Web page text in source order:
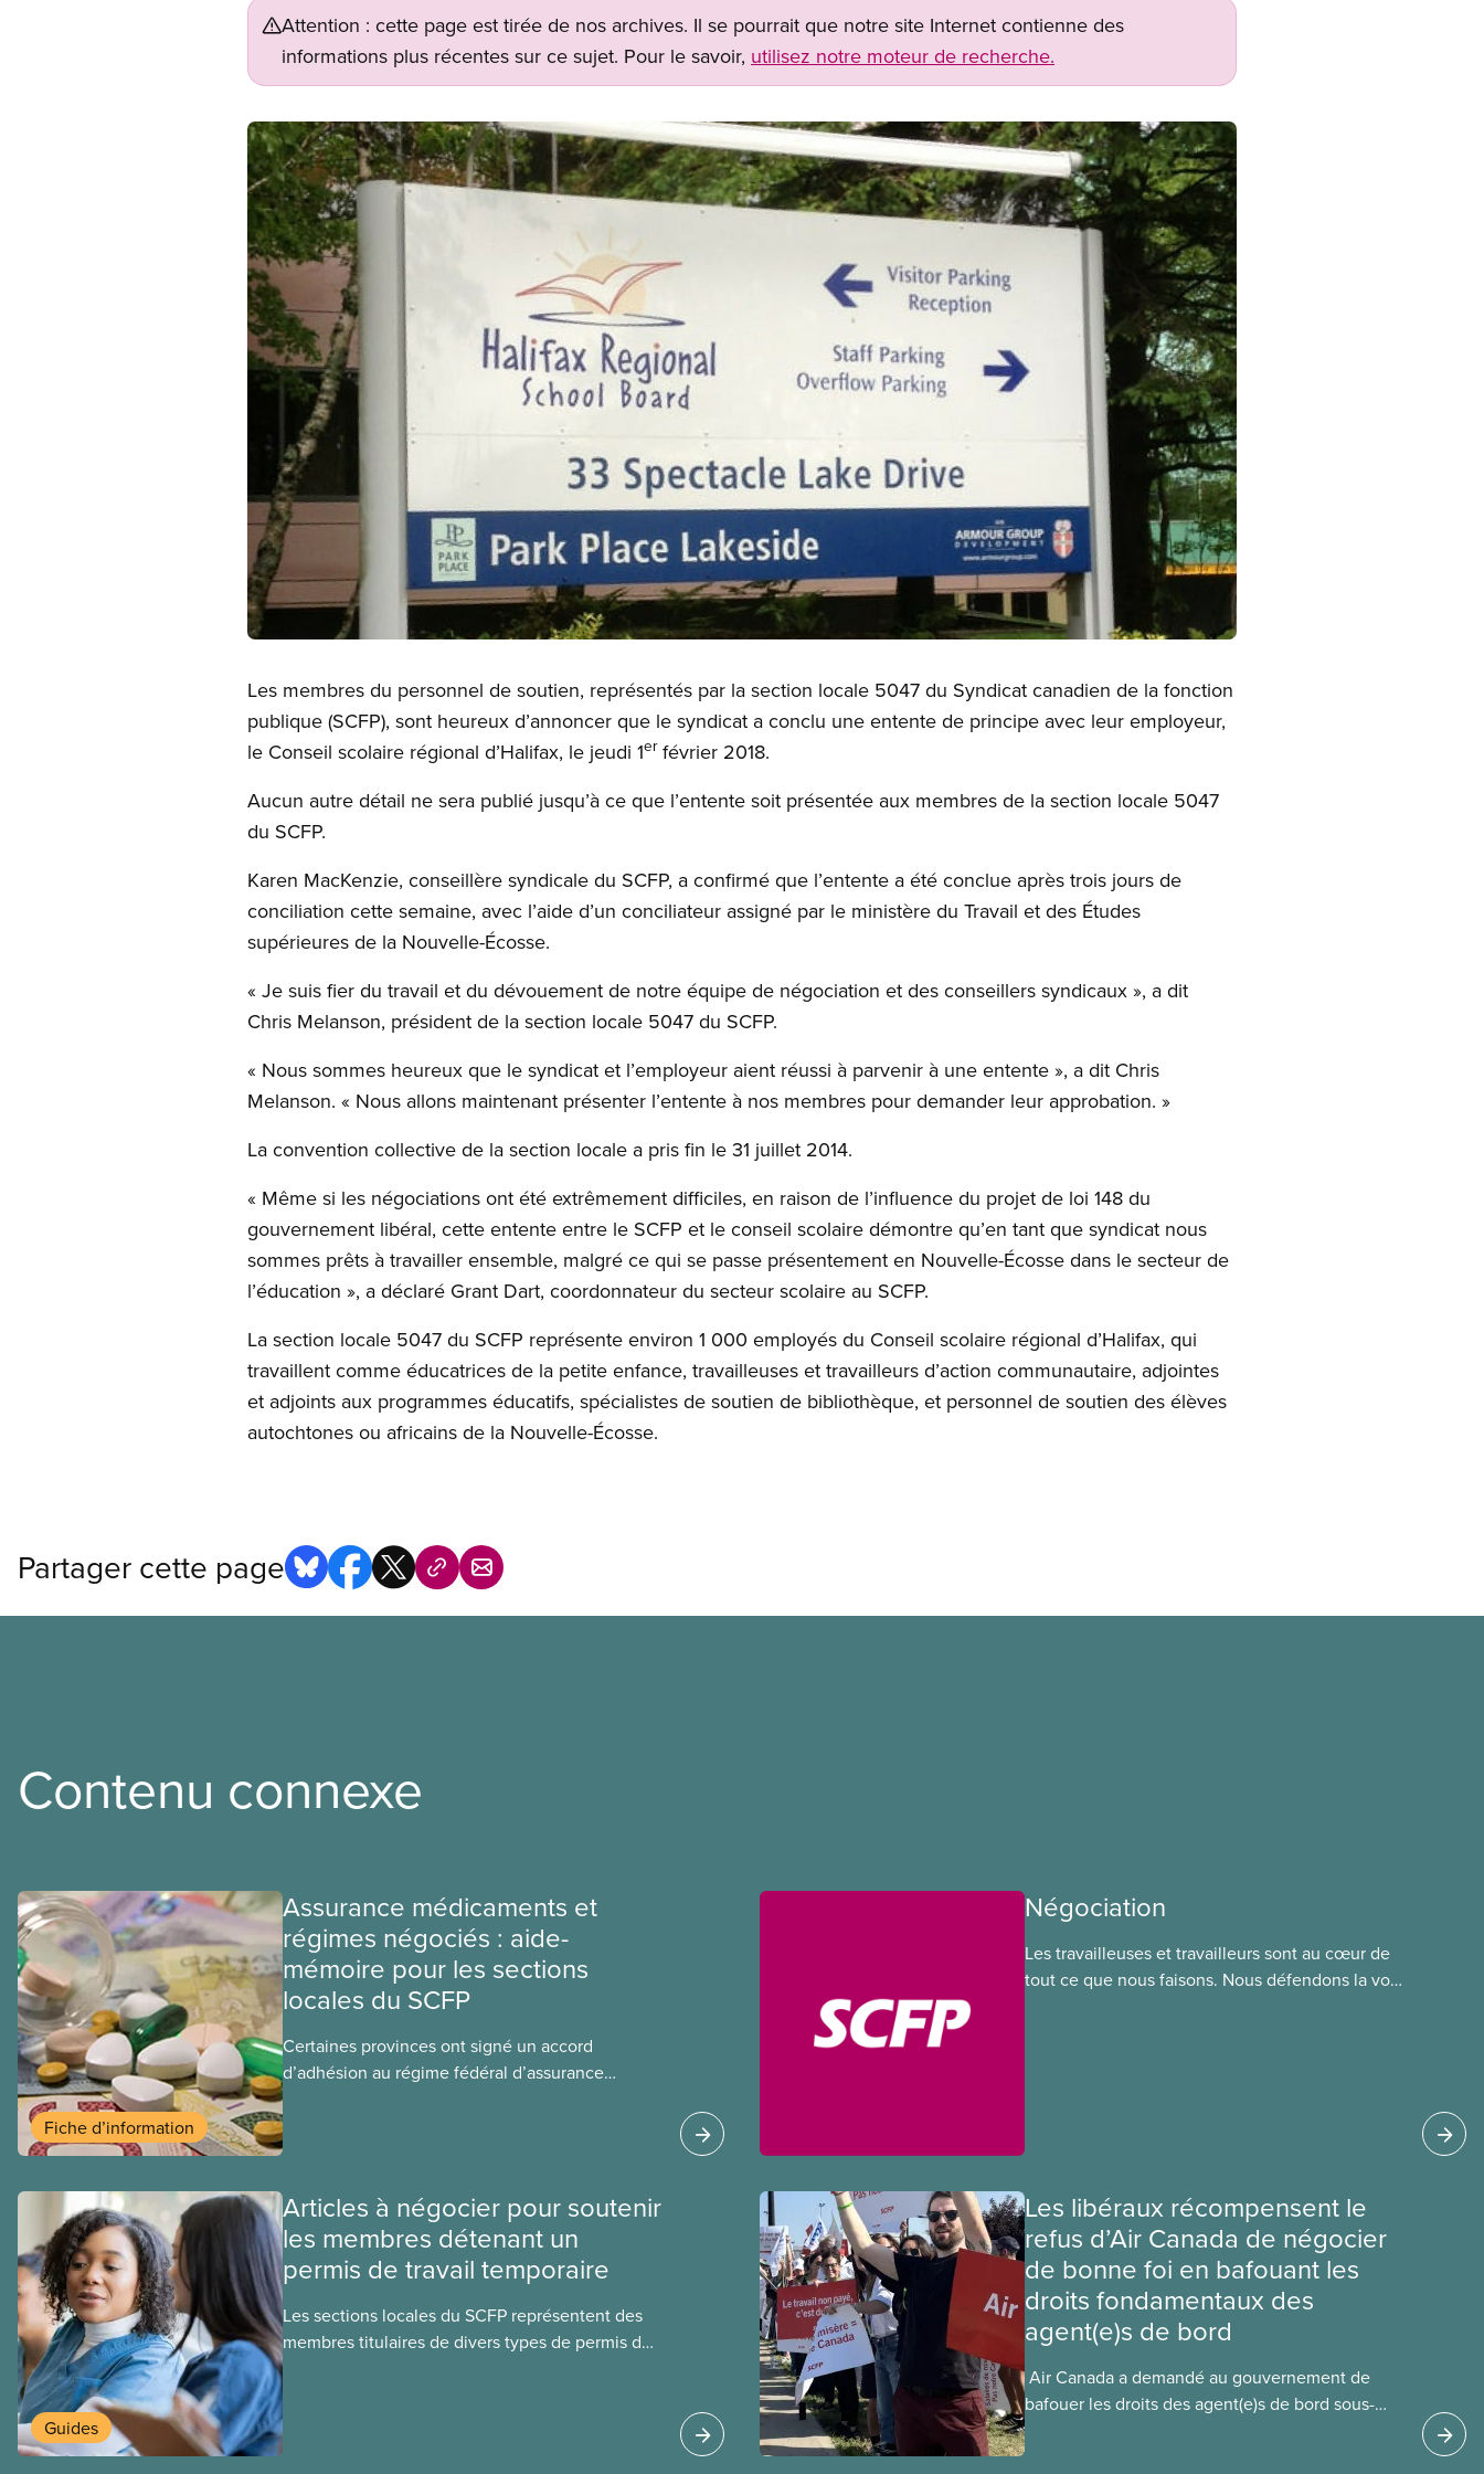
Attention : cette page est tirée de nos archives. Il se pourrait que notre site Internet contienne des
informations plus récentes sur ce sujet. Pour le savoir, utilisez notre moteur de recherche.
Image
Les membres du personnel de soutien, représentés par la section locale 5047 du Syndicat canadien de la fonction
publique (SCFP), sont heureux d’annoncer que le syndicat a conclu une entente de principe avec leur employeur,
le Conseil scolaire régional d’Halifax, le jeudi 1erfévrier 2018.
Aucun autre détail ne sera publié jusqu’à ce que l’entente soit présentée aux membres de la section locale 5047
du SCFP.
Karen MacKenzie, conseillère syndicale du SCFP, a confirmé que l’entente a été conclue après trois jours de
conciliation cette semaine, avec l’aide d’un conciliateur assigné par le ministère du Travail et des Études
supérieures de la Nouvelle-Écosse.
« Je suis fier du travail et du dévouement de notre équipe de négociation et des conseillers syndicaux », a dit
Chris Melanson, président de la section locale 5047 du SCFP.
« Nous sommes heureux que le syndicat et l’employeur aient réussi à parvenir à une entente », a dit Chris
Melanson. « Nous allons maintenant présenter l’entente à nos membres pour demander leur approbation. »
La convention collective de la section locale a pris fin le 31 juillet 2014.
« Même si les négociations ont été extrêmement difficiles, en raison de l’influence du projet de loi 148 du
gouvernement libéral, cette entente entre le SCFP et le conseil scolaire démontre qu’en tant que syndicat nous
sommes prêts à travailler ensemble, malgré ce qui se passe présentement en Nouvelle-Écosse dans le secteur de
l’éducation », a déclaré Grant Dart, coordonnateur du secteur scolaire au SCFP.
La section locale 5047 du SCFP représente environ 1 000 employés du Conseil scolaire régional d’Halifax, qui
travaillent comme éducatrices de la petite enfance, travailleuses et travailleurs d’action communautaire, adjointes
et adjoints aux programmes éducatifs, spécialistes de soutien de bibliothèque, et personnel de soutien des élèves
autochtones ou africains de la Nouvelle-Écosse.
Partager cette page
Contenu connexe
Fiche d’information
Assurance médicaments et
régimes négociés : aide-
mémoire pour les sections
locales du SCFP
Certaines provinces ont signé un accord
d’adhésion au régime fédéral d’assurance
Négociation
Les travailleuses et travailleurs sont au cœur de
tout ce que nous faisons. Nous défendons la voix
Guides
Articles à négocier pour soutenir
les membres détenant un
permis de travail temporaire
Les sections locales du SCFP représentent des
membres titulaires de divers types de permis de
Les libéraux récompensent le
refus d’Air Canada de négocier
de bonne foi en bafouant les
droits fondamentaux des
agent(e)s de bord
​ Air Canada a demandé au gouvernement de
bafouer les droits des agent(e)s de bord sous-